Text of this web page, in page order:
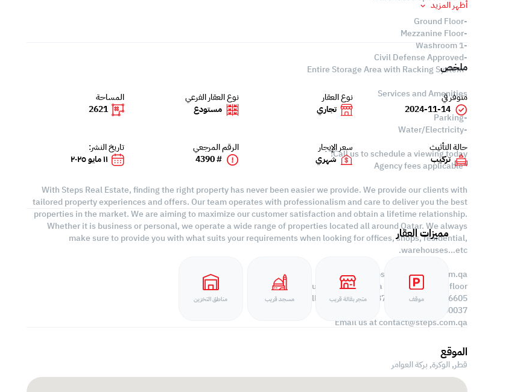
-Ground Floor
-Mezzanine Floor
-1 Washroom
-Civil Defense Approved
-Entire Storage Area with Racking System
Services and Amenities
-Parking
-Water/Electricity
Call us to schedule a viewing today!
*Agency fees applicable
With Steps Real Estate, finding the right property has never been easier we provide. We provide our clients with
tailored property experiences and offers. Our team operates with professionalism and care to deliver you the best
properties in the market. We are aiming to maximize our customer satisfaction and obtain a lifetime relationship.
Whether it is business or personal, we operate a wide range of properties located all around Qatar. We always
make sure to provide you with what suits your requirements when looking for offices, shops, residential,
warehouses…etc.
Find more at https://www.steps.com.qa
Visit us at the Al Qamra building, second floor.
Call us on +974 44687461 / +974 66346605.
Licensed no. 000037
contact@steps.com.qa
أظهر المزيد
ملخص
متوفر في
2024-11-14
نوع العقار
تجاري
نوع العقار الفرعي
مستودع
المساحة
2621
حالة التأثيث
تركيب
سعر الإيجار
شهري
الرقم المرجعي
# 4390
تاريخ النشر:
١١ مايو ٢٠٢٥
مميزات العقار
موقف متجر بقالة قريب مسجد قريب مناطق التخزين
الموقع
قطر, الوكرة, بركة العوامر‎